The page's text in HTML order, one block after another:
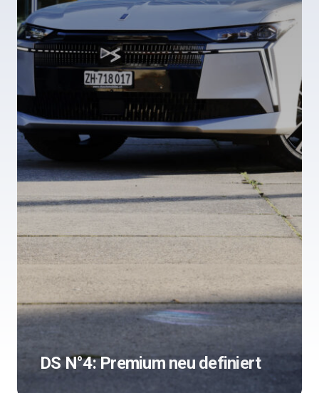
DS N°4: Premium neu definiert